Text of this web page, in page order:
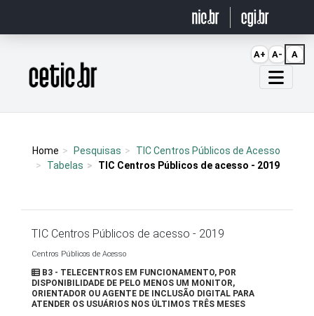
Página inicial
Home Pesquisas
TIC Centros Públicos de Acesso
Tabelas
TIC Centros Públicos de acesso - 2019
TIC Centros Públicos de acesso - 2019
Centros Públicos de Acesso
B3 - TELECENTROS EM FUNCIONAMENTO, POR
DISPONIBILIDADE DE PELO MENOS UM MONITOR,
ORIENTADOR OU AGENTE DE INCLUSÃO DIGITAL PARA
ATENDER OS USUÁRIOS NOS ÚLTIMOS TRÊS MESES
A+ A- A